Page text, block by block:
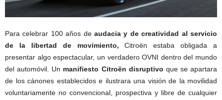
Para celebrar 100 años de audacia y de creatividad al servicio
de la libertad de movimiento, Citroën estaba obligada a
presentar algo espectacular, un verdadero OVNI dentro del mundo
del automóvil. Un manifiesto Citroën disruptivo que se apartara
de los cánones establecidos e ilustrara una visión de la movilidad
voluntariamente no convencional, prospectiva y libre de cualquier